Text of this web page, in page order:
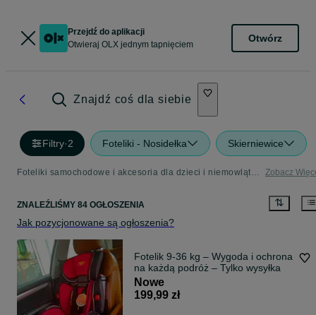
Przejdź do aplikacji
Otwieraj OLX jednym tapnięciem
Otwórz
Znajdź coś dla siebie
Filtry·2 Foteliki - Nosidełka Skierniewice
Foteliki samochodowe i akcesoria dla dzieci i niemowląt - Skierniewice Zobacz
ZNALEŹLIŚMY 84 OGŁOSZENIA
Jak pozycjonowane są ogłoszenia?
Fotelik 9-36 kg – Wygoda i ochrona
na każdą podróż – Tylko wysyłka
Nowe
199,99 zł